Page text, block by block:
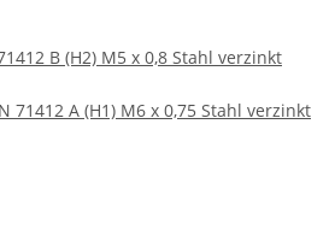
B (H2) M5 x 0,8 Stahl verzinkt